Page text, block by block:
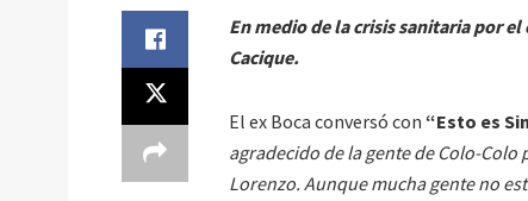
En medio de la crisis sanitaria por
Cacique.
El ex Boca conversó con “Esto es
agradecido de la gente de Colo-
Lorenzo. Aunque mucha gente no